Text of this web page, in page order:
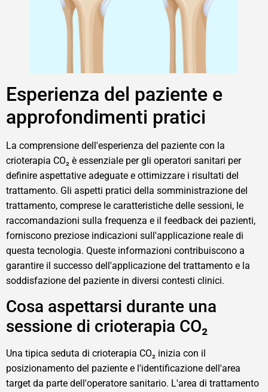
Esperienza del paziente e
approfondimenti pratici
La comprensione dell'esperienza del paziente con la
crioterapia CO₂ è essenziale per gli operatori sanitari per
definire aspettative adeguate e ottimizzare i risultati del
trattamento. Gli aspetti pratici della somministrazione del
trattamento, comprese le caratteristiche delle sessioni, le
raccomandazioni sulla frequenza e il feedback dei pazienti,
forniscono preziose indicazioni sull'applicazione reale di
questa tecnologia. Queste informazioni contribuiscono a
garantire il successo dell'applicazione del trattamento e la
soddisfazione del paziente in diversi contesti clinici.
Cosa aspettarsi durante una
sessione di crioterapia CO₂
Una tipica seduta di crioterapia CO₂ inizia con il
posizionamento del paziente e l'identificazione dell'area
target da parte dell'operatore sanitario. L'area di trattamento